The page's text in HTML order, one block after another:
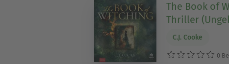
The Book of
Thriller
C.J. Cooke
0